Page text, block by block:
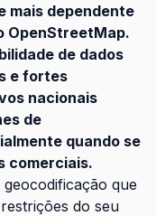
mais dependente
OpenStreetMap.
de dados
e fortes
nacionais
de
quando se
comerciais.
que
do seu